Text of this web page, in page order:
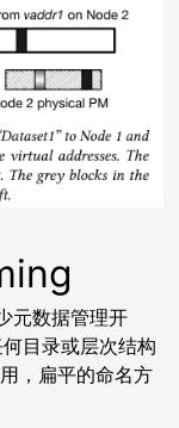
元数据管理开
目录或层次结构
，扁平的命名方